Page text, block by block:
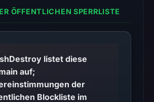
external
blocklist
matches
were
ÖFFENTLICHEN SPERRLISTE
listet diese
auf;
der
Blockliste im